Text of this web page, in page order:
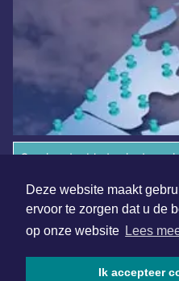
Deze website maakt
ervoor te zorgen dat u de
op onze website Lees
Ik accepteer
Overige dagbladen in de
Algemene voorwaarden
Disclaimer